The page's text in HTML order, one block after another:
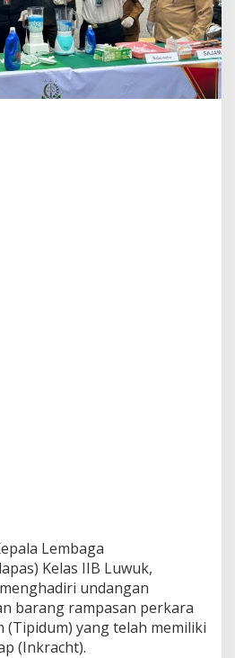
Lembaga
Kelas IIB Luwuk,
undangan
barang rampasan perkara
(Tipidum) yang telah memiliki
(Inkracht).